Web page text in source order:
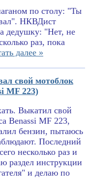
по столу: "Ты
НКВДист
дедушку: "Нет, не
раз, пока
далее »
свой мотоблок
MF 223)
Выкатил свой
Benassi MF 223,
бензин, пытаюсь
Последний
несколько раз и
раздел инструкции
и делаю по